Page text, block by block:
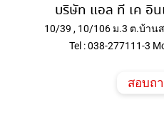
บริษัท แอล ที เค อิ
10/39 , 10/106 ม.3 ต.บ้าน
Tel : 038-277111-3
สอบถ